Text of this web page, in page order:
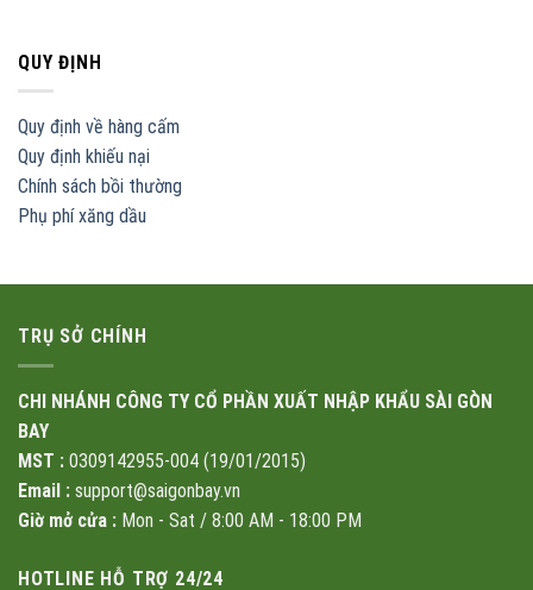
QUY ĐỊNH
Quy định về hàng cấm
Quy định khiếu nại
Chính sách bồi thường
Phụ phí xăng dầu
TRỤ SỞ CHÍNH
CHI NHÁNH CÔNG TY CỔ PHẦN XUẤT NHẬP KHẨU SÀI GÒN
BAY
MST : 0309142955-004 (19/01/2015)
Email : support@saigonbay.vn
Giờ mở cửa : Mon - Sat / 8:00 AM - 18:00 PM
HOTLINE HỖ TRỢ 24/24